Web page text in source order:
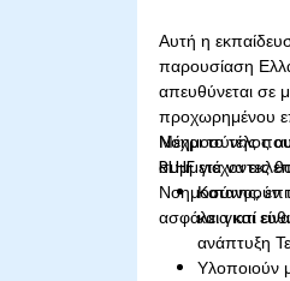
Αυτή η
παρουσίαση
απευθύνεται σε
προχωρημένου
Νοημοσύνης
RLHF για να
Νοημοσύνης,
ασφάλεια και
Μέχρι το τέλος
συμμετέχοντες
Κατανοούν
και γιατί
ανάπτυξη
Υλοποιούν